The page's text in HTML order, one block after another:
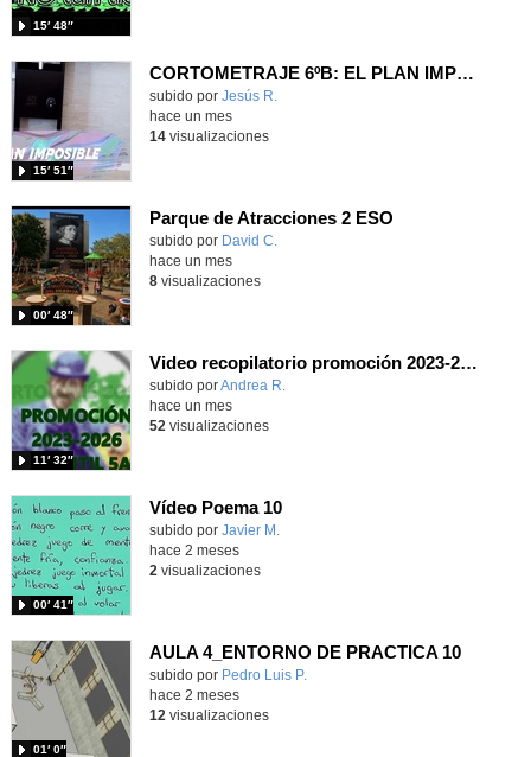
15′ 48″
CORTOMETRAJE 6ºB: EL PLAN IMPOSIBLE
Contenido educativo.
subido por Jesús R.
15′ 51″
hace un mes
14visualizaciones
Parque de Atracciones 2 ESO
Contenido educativo.
subido por David C.
00′ 48″
hace un mes
8visualizaciones
Video recopilatorio promoción 2023-2026 (I5A)
Contenido educativo.
subido porAndrea R.
11′ 32″
hace un mes
52 visualizaciones
Vídeo Poema 10
subido por Javier M.
00′ 41″
hace 2 meses
2 visualizaciones
AULA 4_ENTORNO DE PRACTICA 10
Contenido educativo.
subido por Pedro Luis P.
01′ 0″
hace 2 meses
12 visualizaciones